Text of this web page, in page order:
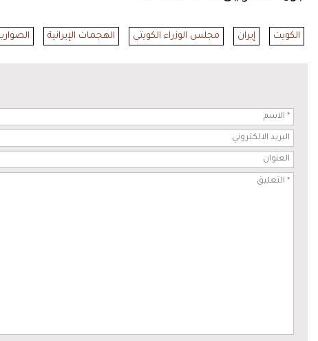
الكويت إيران مجلس الوزراء الكويتي الهجمات الإيرانية